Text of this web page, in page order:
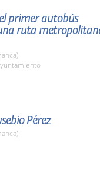
primer autobús
ruta
Pérez